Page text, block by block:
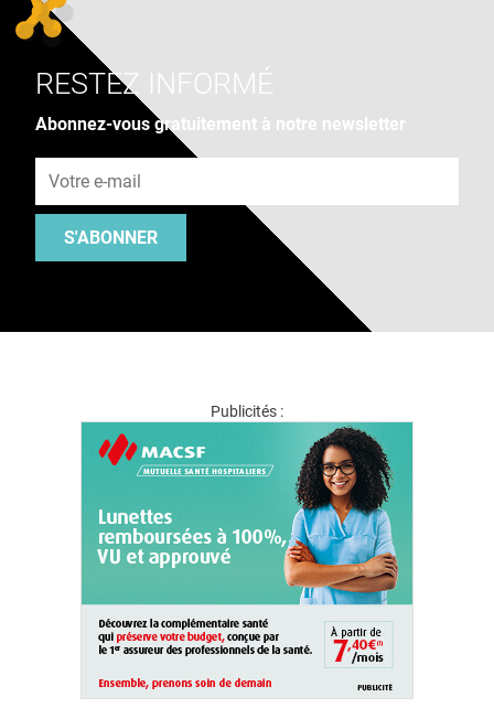
RESTEZ INFORMÉ
Abonnez-vous gratuitement à notre newsletter
S'ABONNER
Publicités :